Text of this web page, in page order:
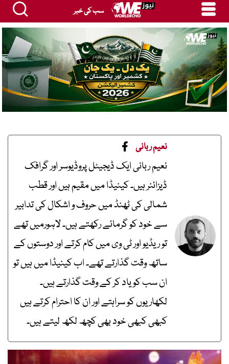
سب کی خبر
نعیم ربانی
نعیم ربانی ایک ڈیجیٹل پروڈیوسر اور گرافک
ڈیزائنر ہیں۔ کینیڈا میں مقیم ہیں اور قطب
شمالی کی ٹھنڈ میں حروف و اشکال کی تدابیر
سے خود کو گرمائے رکھتے ہیں۔ لاہورمیں تھے
تو ریڈیو اور ٹی وی میں کام کرتے اور دوستوں کے
ساتھ وقت گذارتے تھے۔ اب کینیڈا میں ہیں تو
ان سب کو یاد کر کے وقت گذارتے ہیں۔
لکھاریوں کو سراہتے اور ان کا احترام کرتے ہیں
کبھی کبھی خود بھی کچھ لکھ لیتے ہیں۔